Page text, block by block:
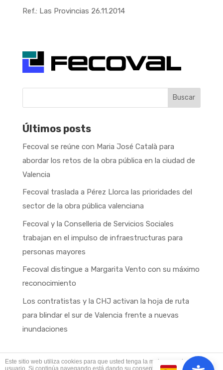
Ref.: Las Provincias 26.11.2014
Buscar
Últimos posts
Fecoval se reúne con Maria José Català para
abordar los retos de la obra pública en la ciudad de
Valencia
Fecoval traslada a Pérez Llorca las prioridades del
sector de la obra pública valenciana
Fecoval y la Conselleria de Servicios Sociales
trabajan en el impulso de infraestructuras para
personas mayores
Fecoval distingue a Margarita Vento con su máximo
reconocimiento
Los contratistas y la CHJ activan la hoja de ruta
para blindar el sur de Valencia frente a nuevas
inundaciones
Este sitio web utiliza cookies para que usted tenga la mejor experiencia de
usuario. Si continúa navegando está dando su consentimiento para la